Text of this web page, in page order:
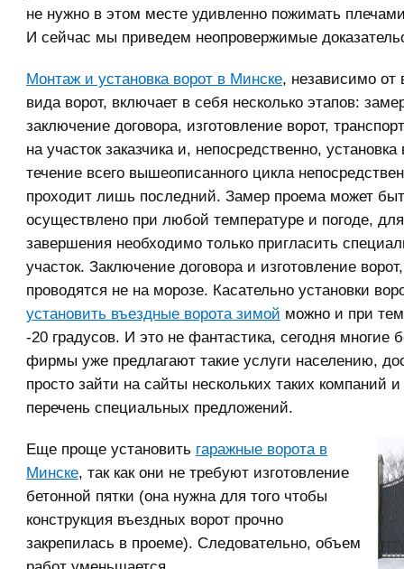
не нужно в этом месте удивленно пожимать
И сейчас мы приведем неопровержимые
Монтаж и установка ворот в Минске, независимо от
вида ворот, включает в себя несколько этапов:
заключение договора, изготовление ворот,
на участок заказчика и, непосредственно, установка
течение всего вышеописанного цикла
проходит лишь последний. Замер проема может
осуществлено при любой температуре и погоде,
завершения необходимо только пригласить
участок. Заключение договора и изготовление
проводятся не на морозе. Касательно установки
установить въездные ворота зимой можно и при
-20 градусов. И это не фантастика, сегодня многие
фирмы уже предлагают такие услуги населению,
просто зайти на сайты нескольких таких компаний
перечень специальных предложений.
Еще проще установить гаражные ворота в
Минске, так как они не требуют изготовление
бетонной пятки (она нужна для того чтобы
конструкция въездных ворот прочно
закрепилась в проеме). Следовательно, объем